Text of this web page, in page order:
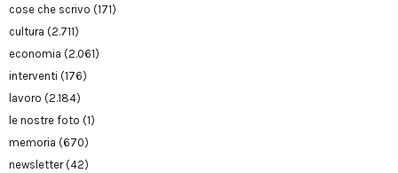
cose che scrivo (171)
cultura (2.711)
economia (2.061)
interventi (176)
lavoro (2.184)
le nostre foto (1)
memoria (670)
newsletter(42)